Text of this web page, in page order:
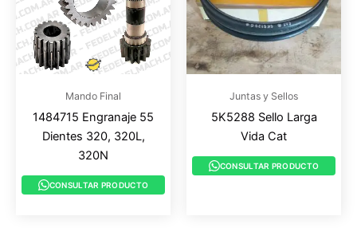
Mando Final
1484715 Engranaje 55
Dientes 320, 320L,
320N
CONSULTAR PRODUCTO
Juntas y Sellos
5K5288 Sello Larga
Vida Cat
CONSULTAR PRODUCTO